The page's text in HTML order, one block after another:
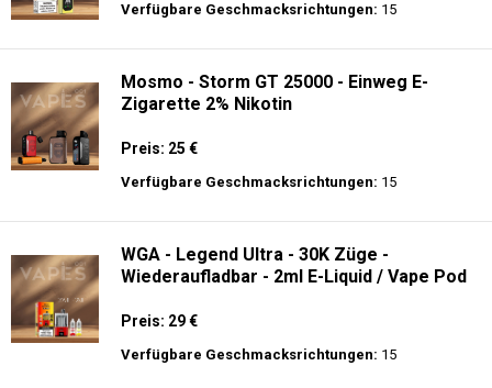
Verfügbare Geschmacksrichtungen: 15
Mosmo - Storm GT 25000 - Einweg E-
Zigarette 2% Nikotin
Preis: 25 €
Verfügbare Geschmacksrichtungen: 15
WGA - Legend Ultra - 30K Züge -
Wiederaufladbar - 2ml E-Liquid / Vape Pod
Preis: 29 €
Verfügbare Geschmacksrichtungen: 15